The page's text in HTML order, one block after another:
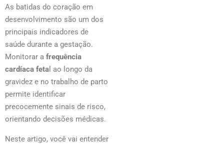
As batidas do coração em
desenvolvimento são um dos
principais indicadores de
saúde durante a gestação.
Monitorar a frequência
cardíaca feta l ao longo da
gravidez e no trabalho de parto
permite identificar
precocemente sinais de risco,
orientando decisões médicas.
Neste artigo, você vai entender